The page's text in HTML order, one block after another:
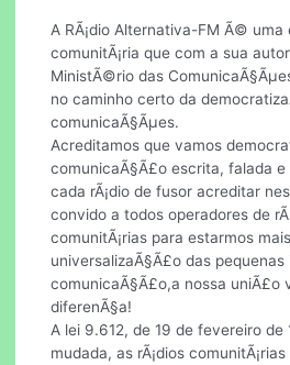
A RÃ¡dio Alternativa-FM Ã© uma
comunitÃ¡ria que com a sua
MinistÃ©rio das
no caminho certo da
comunicaÃ§Ãµes.
Acreditamos que vamos
comunicaÃ§Ã£o escrita, falada
cada rÃ¡dio de fusor acreditar
convido a todos operadores de
comunitÃ¡rias para estarmos
universalizaÃ§Ã£o das
comunicaÃ§Ã£o,a nossa uniÃ£o
diferenÃ§a!
A lei 9.612, de 19 de fevereiro de
mudada, as rÃ¡dios